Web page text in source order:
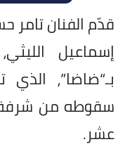
قدّم الفنان تامر
إسماعيل
بـ“ضاضا”،
سقوطه من شرفة
عشر.